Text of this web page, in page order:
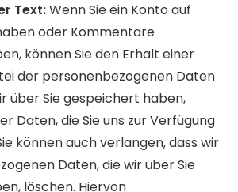
Text:Wenn Sie ein Konto auf
oder Kommentare
können Sie den Erhalt einer
der personenbezogenen Daten
über Sie gespeichert haben,
Daten, die Sie uns zur Verfügung
können auch verlangen, dass wir
Daten, die wir über Sie
löschen. Hiervon